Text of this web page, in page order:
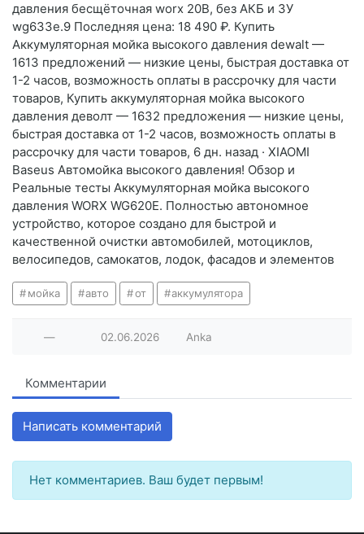
давления бесщёточная worx 20В, без АКБ и ЗУ
wg633e.9 Последняя цена: 18 490 ₽. Купить
Аккумуляторная мойка высокого давления dewalt —
1613 предложений — низкие цены, быстрая доставка от
1-2 часов, возможность оплаты в рассрочку для части
товаров, Купить аккумуляторная мойка высокого
давления деволт — 1632 предложения — низкие цены,
быстрая доставка от 1-2 часов, возможность оплаты в
рассрочку для части товаров, 6 дн. назад · XIAOMI
Baseus Автомойка высокого давления! Обзор и
Реальные тесты Аккумуляторная мойка высокого
давления WORX WG620E. Полностью автономное
устройство, которое создано для быстрой и
качественной очистки автомобилей, мотоциклов,
велосипедов, самокатов, лодок, фасадов и элементов
мойка авто от аккумулятора
— 02.06.2026 Anka
Комментарии
Написать комментарий
Нет комментариев. Ваш будет первым!